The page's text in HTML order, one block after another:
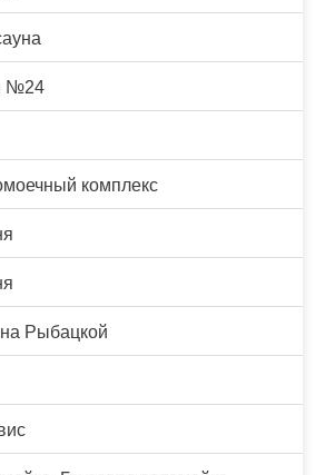
№24
комплекс
Рыбацкой